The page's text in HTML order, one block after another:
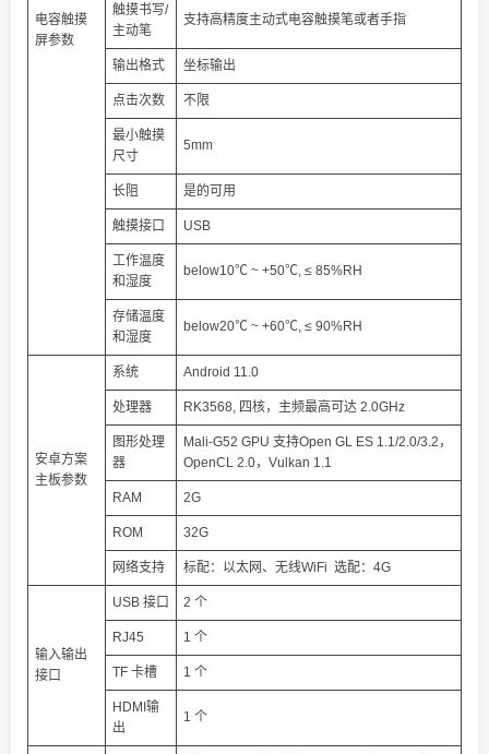
电容触摸
屏参数
触摸书写/
主动笔
支持高精度主动式电容触摸笔或者手指
输出格式 坐标输出
点击次数 不限
最小触摸
尺寸
5mm
长阻 是的可用
触摸接口 USB
工作温度
和湿度
below10℃ ~ +50℃, ≤ 85%RH
存储温度
和湿度
below20℃ ~ +60℃, ≤ 90%RH
安卓方案
主板参数
系统 Android 11.0
处理器 RK3568, 四核，主频最高可达 2.0GHz
图形处理
器
Mali-G52 GPU 支持Open GL ES 1.1/2.0/3.2，
OpenCL 2.0，Vulkan 1.1
RAM 2G
ROM 32G
网络支持 标配：以太网、无线WiFi 选配：4G
输入输出
接口
USB 接口 2 个
RJ45 1 个
TF 卡槽 1 个
HDMI输
出
1 个